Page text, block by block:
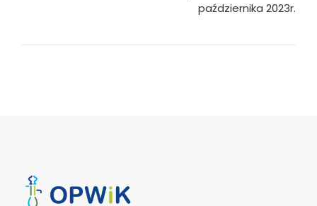
października 2023r.